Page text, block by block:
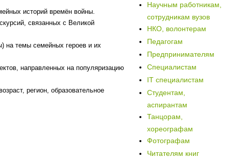
историй времён войны.
связанных с Великой
на темы семейных героев и их
направленных на популяризацию
регион, образовательное
Научным работникам,
сотрудникам вузов
НКО, волонтерам
Педагогам
Предпринимателям
Специалистам
IT специалистам
Студентам,
аспирантам
Танцорам,
хореографам
Фотографам
Читателям книг